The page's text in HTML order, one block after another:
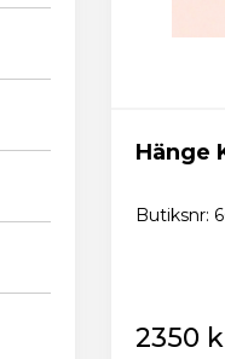
Hänge
Butiksnr:
2350